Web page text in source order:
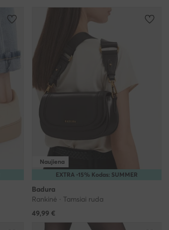
EXTRA -15% Kodas: SUMMER
Naujiena
Badura
Rankinė · Tamsiai ruda
49,99 €